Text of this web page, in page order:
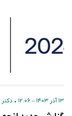
۱۳ آذر ۱۴۰۳ – ۱۲:۰۶ •